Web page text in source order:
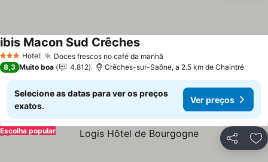
3 EstrelasHotel Doces frescos no café da manhã
ibis Macon Sud Crêches
8,3 Muito boa 4.812 Crêches-sur-Saône, a 2.5 km de Chaintré
Selecione as datas para ver os preços
exatos.
Ver preços
Partilhar
Escolha popular